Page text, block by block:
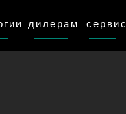
дилерам сервис